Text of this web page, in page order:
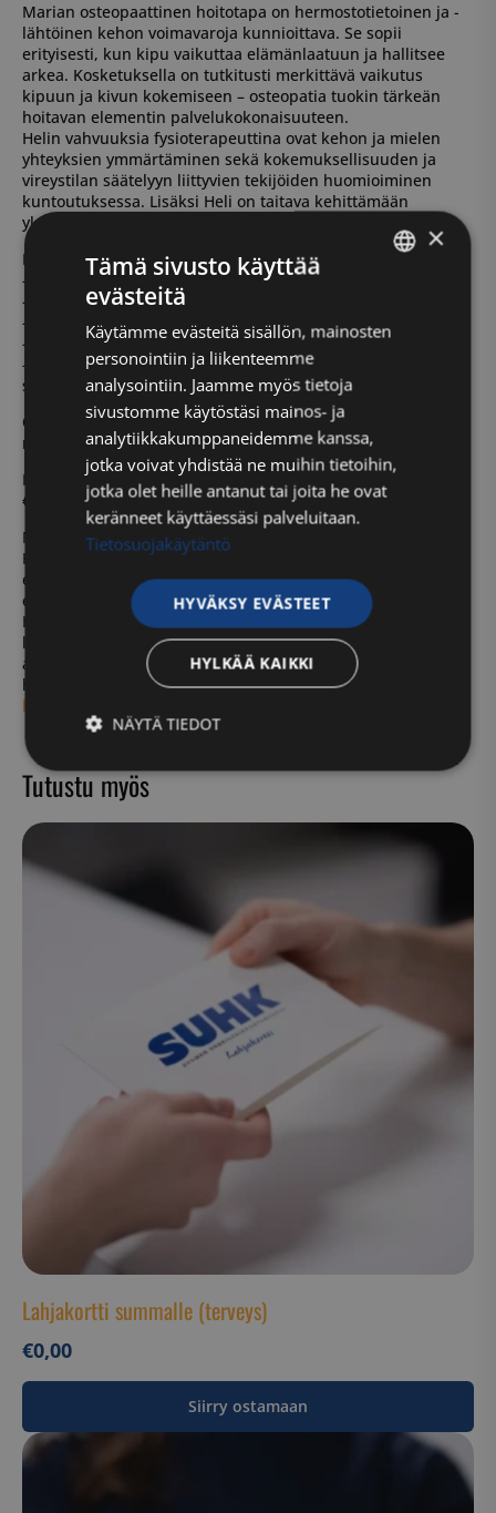
Marian osteopaattinen hoitotapa on hermostotietoinen ja -
lähtöinen kehon voimavaroja kunnioittava. Se sopii
erityisesti, kun kipu vaikuttaa elämänlaatuun ja hallitsee
arkea. Kosketuksella on tutkitusti merkittävä vaikutus
kipuun ja kivun kokemiseen – osteopatia tuokin tärkeän
hoitavan elementin palvelukokonaisuuteen.
Helin vahvuuksia fysioterapeuttina ovat kehon ja mielen
yhteyksien ymmärtäminen sekä kokemuksellisuuden ja
vireystilan säätelyyn liittyvien tekijöiden huomioiminen
kuntoutuksessa. Lisäksi Heli on taitava kehittämään
yksilöllisiä ja innovatiivisia liikeharjoitteita.
Palvelupaketti sopii sinulle, jos:
– olet kyllästynyt ihmettelemään, mistä kipusi johtuu.
– olet väsynyt aaltoilevaan on/off-kipuun.
– toivot mielenrauhaa kivun kanssa.
– kaipaat uudenlaista näkökulmaa omaan tilanteeseen.
– haluat liikkua ja toimia arjessa ilman, että kipu hallitsee
sinua.
Olipa kipuhistoriasi lyhyt tai pitkä, olet tervetullut
moniammatillisen tiimimme autettavaksi.
Paketin hinta on 445 € (yksittäisinä käynteinä ostettuna 495
€).
Näin homma toimii
Kun olet ostanut palvelun verkkokaupasta, tee
ensimmäinen ajanvaraus SUHK Niittykumpuun osteopatian
ensikäynnille Maria Merralle tai fysioterapian ensikäynnille
Heli Harsuselle, ja mainitse lisätiedoissa “Vahva selkä”. Voit
laittaa meille ennakkoon sähköpostia, niin saat molempien
ammattilaisten osaamisen käyttöösi heti ensimmäisestä
hoitokerrasta lähtien:maria.merra@suhk.fitai
heli.harsunen@suhk.fi
Tutustu myös
Lahjakortti summalle (terveys)
€0,00
Siirry ostamaan
ENGLISH
×
Tämä sivusto käyttää
evästeitä
Käytämme evästeitä sisällön, mainosten
personointiin ja liikenteemme
analysointiin. Jaamme myös tietoja
sivustomme käytöstäsi mainos- ja
analytiikkakumppaneidemme kanssa,
jotka voivat yhdistää ne muihin tietoihin,
jotka olet heille antanut tai joita he ovat
keränneet käyttäessäsi palveluitaan.
Tietosuojakäytäntö
HYVÄKSY EVÄSTEET
HYLKÄÄ KAIKKI
NÄYTÄ TIEDOT
Ehdottomasti
välttämättömät
Suorituskyvylliset
Luokittelemattomat
Ehdottomasti välttämättömät
Ehdottomasti välttämättömät evästeet
mahdollistavat verkkosivuston perustoiminnot,
kuten käyttäjän kirjautumisen ja tilinhallinnan.
Sivustoa ei voida käyttää oikein ilman ehdottoman
.hs-analytics.net